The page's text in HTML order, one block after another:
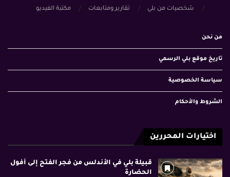
شخصيات من بلي
تقارير ومتابعات مكتبة الفيديو
من نحن
تاريخ موقع بلي الرسمي
سياسة الخصوصية
الشروط والأحكام
اختيارات المحررين
قبيلة بلي في الأندلس من فجر الفتح إلى أفول
الحضارة